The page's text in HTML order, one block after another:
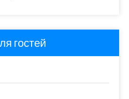
гостей